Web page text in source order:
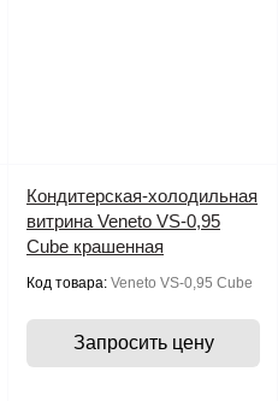
Кондитерская-холодильная
витрина Veneto VS-0,95
Cube крашенная
Код товара: Veneto VS-0,95 Cube
Запросить цену